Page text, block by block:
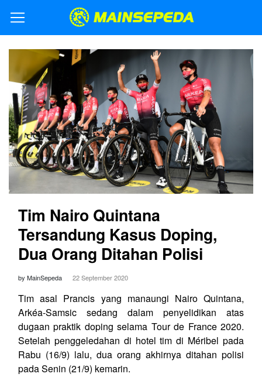
Tim Nairo Quintana
Tersandung Kasus Doping,
Dua Orang Ditahan Polisi
by MainSepeda 22 September 2020
Tim asal Prancis yang manaungi Nairo Quintana,
Arkéa-Samsic sedang dalam penyelidikan atas
dugaan praktik doping selama Tour de France 2020.
Setelah penggeledahan di hotel tim di Méribel pada
Rabu (16/9) lalu, dua orang akhirnya ditahan polisi
pada Senin (21/9) kemarin.